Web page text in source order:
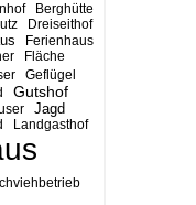
Berghütte
Dreiseithof
Ferienhaus
Fläche
Geflügel
Gutshof
Jagd
Landgasthof